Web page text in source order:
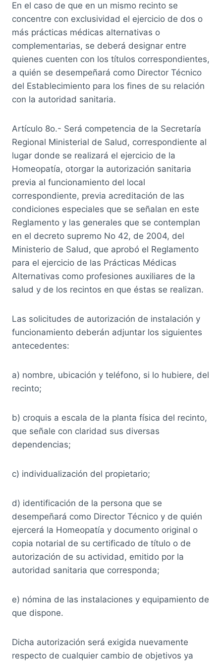
En el caso de que en un mismo recinto se
concentre con exclusividad el ejercicio de dos o
más prácticas médicas alternativas o
complementarias, se deberá designar entre
quienes cuenten con los títulos correspondientes,
a quién se desempeñará como Director Técnico
del Establecimiento para los fines de su relación
con la autoridad sanitaria.
Artículo 8o.- Será competencia de la Secretaría
Regional Ministerial de Salud, correspondiente al
lugar donde se realizará el ejercicio de la
Homeopatía, otorgar la autorización sanitaria
previa al funcionamiento del local
correspondiente, previa acreditación de las
condiciones especiales que se señalan en este
Reglamento y las generales que se contemplan
en el decreto supremo No 42, de 2004, del
Ministerio de Salud, que aprobó el Reglamento
para el ejercicio de las Prácticas Médicas
Alternativas como profesiones auxiliares de la
salud y de los recintos en que éstas se realizan.
Las solicitudes de autorización de instalación y
funcionamiento deberán adjuntar los siguientes
antecedentes:
a) nombre, ubicación y teléfono, si lo hubiere, del
recinto;
b) croquis a escala de la planta física del recinto,
que señale con claridad sus diversas
dependencias;
c) individualización del propietario;
d) identificación de la persona que se
desempeñará como Director Técnico y de quién
ejercerá la Homeopatía y documento original o
copia notarial de su certificado de título o de
autorización de su actividad, emitido por la
autoridad sanitaria que corresponda;
e) nómina de las instalaciones y equipamiento de
que dispone.
Dicha autorización será exigida nuevamente
respecto de cualquier cambio de objetivos ya